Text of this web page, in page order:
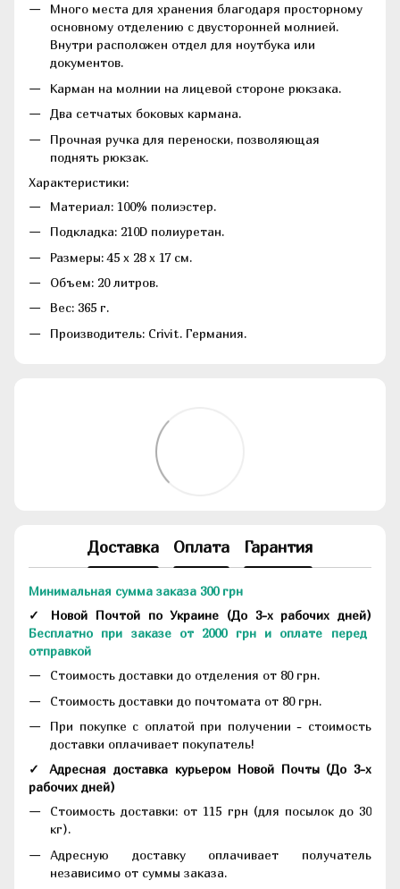
Много места для хранения благодаря просторному
основному отделению с двусторонней молнией.
Внутри расположен отдел для ноутбука или
документов.
Карман на молнии на лицевой стороне рюкзака.
Два сетчатых боковых кармана.
Прочная ручка для переноски, позволяющая
поднять рюкзак.
Характеристики:
Материал: 100% полиэстер.
Подкладка: 210D полиуретан.
Размеры: 45 x 28 x 17 см.
Объем: 20 литров.
Вес: 365 г.
Производитель: Crivit. Германия.
Доставка Оплата Гарантия
Минимальная сумма заказа 300 грн
✓ Новой Почтой по Украине (До 3-х рабочих дней)
Бесплатно при заказе от 2000 грн и оплате перед
отправкой
Стоимость доставки до отделения от 80 грн.
Стоимость доставки до почтомата от 80 грн.
При покупке с оплатой при получении - стоимость
доставки оплачивает покупатель!
✓ Адресная доставка курьером Новой Почты (До 3-х
рабочих дней)
Стоимость доставки: от 115 грн (для посылок до 30
кг).
Адресную доставку оплачивает получатель
независимо от суммы заказа.